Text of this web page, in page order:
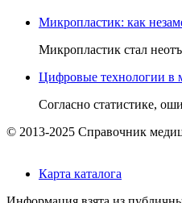
Микропластик: как
Микропластик стал
Цифровые технологии в
Согласно статистике,
© 2013-2025 Справочник
Карта каталога